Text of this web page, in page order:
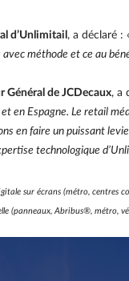
d’Unlimitail , a déclaré :
méthode et ce au
Général de JCDecaux, a
en Espagne. Le retail
en faire un puissant
technologique
sur écrans (métro, centres
(panneaux, Abribus®, métro,